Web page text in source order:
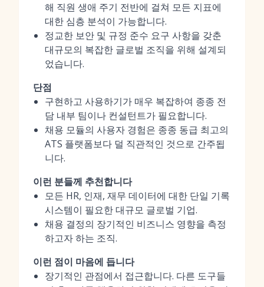
해 직원 생애 주기 전반에 걸쳐 모든 지표에
대한 심층 분석이 가능합니다.
정교한 보안 및 규정 준수 요구 사항을 갖춘
대규모의 복잡한 글로벌 조직을 위해 설계되
었습니다.
단점
구현하고 사용하기가 매우 복잡하여 종종 전
담 내부 팀이나 컨설턴트가 필요합니다.
채용 모듈의 사용자 경험은 종종 동급 최고의
ATS 플랫폼보다 덜 직관적인 것으로 간주됩
니다.
이런 분들께 추천합니다
모든 HR, 인재, 재무 데이터에 대한 단일 기록
시스템이 필요한 대규모 글로벌 기업.
채용 결정의 장기적인 비즈니스 영향을 측정
하고자 하는 조직.
이런 점이 마음에 듭니다
장기적인 관점에서 접근합니다. 다른 도구들